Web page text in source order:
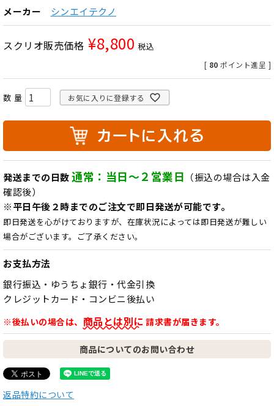
メーカー
シンエイテクノ
スクリオ販売価格 ¥8,800 税込
[ 80 ポイント進呈 ]
お気に入りに登録する
発送までの日数通常：当日～２営業日 （振込の場合は入金
確認後）
※平日午後２時までのご注文で即日発送が可能です。
即日発送を心がけておりますが、在庫状況によっては即日発送が難しい
場合がございます。ご了承ください。
お支払方法
銀行振込・ゆうちょ銀行・代金引換
クレジットカード・コンビニ後払い
※後払いの場合は、 商品とは別に 請求書が届きます。
商品についてのお問い合わせ
返品特約について